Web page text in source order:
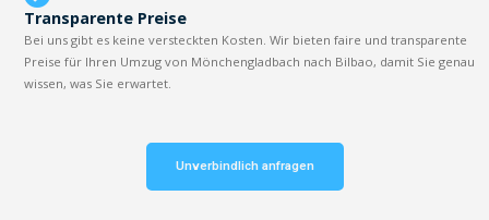
Transparente Preise
Bei uns gibt es keine versteckten Kosten. Wir bieten faire und transparente
Preise für Ihren Umzug von Mönchengladbach nach Bilbao, damit Sie genau
wissen, was Sie erwartet.
Unverbindlich anfragen